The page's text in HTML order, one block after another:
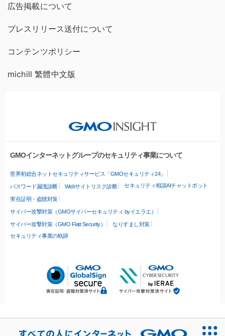
広告掲載について
プレスリリース送付について
コンテンツポリシー
michill 繁體中文版
GMOインターネットグループのセキュリティ事業について
世界初総合ネットセキュリティサービス「GMOセキュリティ24」
パスワード漏洩診断 Webサイトリスク診断 セキュリティ相談AIチャットボット
実在証明・盗聴対策
サイバー攻撃対策（GMOサイバーセキュリティ byイエラエ）
サイバー攻撃対策（GMO Flatt Security）
なりすまし対策
セキュリティ事業の軌跡